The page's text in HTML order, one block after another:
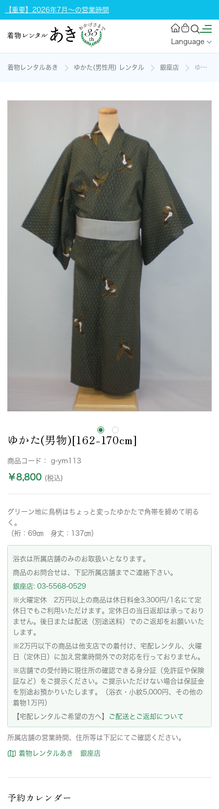
【重要】2026年7月～の営業時間
Language
着物レンタルあき ゆかた(男性用) レンタル 銀座店 ゆかた(男物)[162-170cm]の着物レンタル
ゆかた(男物)[162-170cm]
商品コード： g-ym113
￥8,800 (税込)
グリーン地に鳥柄はちょっと変ったゆかたで角帯を締めて明る
く。
（裄：69㎝ 身丈：137㎝）
浴衣は所属店舗のみのお取扱いとなります。
商品のお問合せは、下記所属店舗までご連絡下さい。
銀座店: 03-5568-0529
※火曜定休 2万円以上の商品は休日料金3,300円/1名にて定
休日でもご利用いただけます。定休日の当日返却は承っており
ません。後日または配送（別途送料）でのご返却をお願いいた
します。
※2万円以下の商品は他支店での着付け、宅配レンタル、火曜
日（定休日）に加え営業時間外での対応を行っておりません。
※店舗での受付時に現住所の確認できる身分証（免許証や保険
証など）をご提示ください。ご提示いただけない場合は保証金
を別途お預かりいたします。（浴衣・小紋5,000円、その他の
着物1万円）
【宅配レンタルご希望の方へ】
ご配送とご返却について
所属店舗の営業時間、住所等は下記にてご確認ください。
着物レンタルあき 銀座店
予約カレンダー